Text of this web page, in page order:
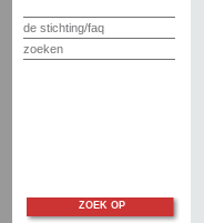
de stichting/faq
zoeken
ZOEK OP